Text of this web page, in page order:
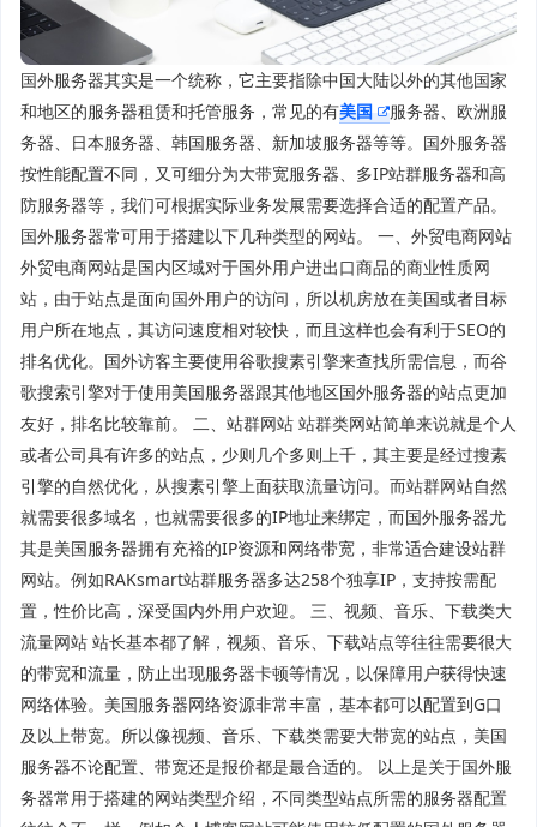
国外服务器其实是一个统称，它主要指除中国大陆以外的其他国家
和地区的服务器租赁和托管服务，常见的有美国
服务器、欧洲服
务器、日本服务器、韩国服务器、新加坡服务器等等。国外服务器
按性能配置不同，又可细分为大带宽服务器、多IP站群服务器和高
防服务器等，我们可根据实际业务发展需要选择合适的配置产品。
国外服务器常可用于搭建以下几种类型的网站。 一、外贸电商网站
外贸电商网站是国内区域对于国外用户进出口商品的商业性质网
站，由于站点是面向国外用户的访问，所以机房放在美国或者目标
用户所在地点，其访问速度相对较快，而且这样也会有利于SEO的
排名优化。国外访客主要使用谷歌搜素引擎来查找所需信息，而谷
歌搜索引擎对于使用美国服务器跟其他地区国外服务器的站点更加
友好，排名比较靠前。 二、站群网站 站群类网站简单来说就是个人
或者公司具有许多的站点，少则几个多则上千，其主要是经过搜素
引擎的自然优化，从搜素引擎上面获取流量访问。而站群网站自然
就需要很多域名，也就需要很多的IP地址来绑定，而国外服务器尤
其是美国服务器拥有充裕的IP资源和网络带宽，非常适合建设站群
网站。例如RAKsmart站群服务器多达258个独享IP，支持按需配
置，性价比高，深受国内外用户欢迎。 三、视频、音乐、下载类大
流量网站 站长基本都了解，视频、音乐、下载站点等往往需要很大
的带宽和流量，防止出现服务器卡顿等情况，以保障用户获得快速
网络体验。美国服务器网络资源非常丰富，基本都可以配置到G口
及以上带宽。所以像视频、音乐、下载类需要大带宽的站点，美国
服务器不论配置、带宽还是报价都是最合适的。 以上是关于国外服
务器常用于搭建的网站类型介绍，不同类型站点所需的服务器配置